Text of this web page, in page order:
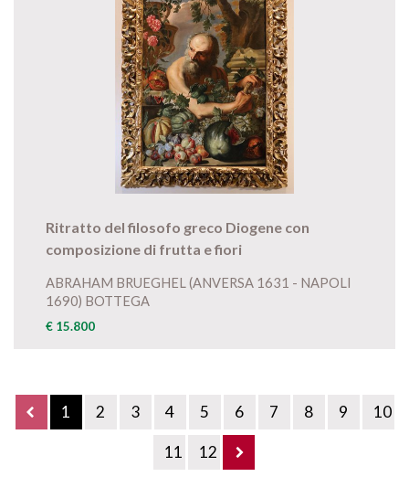
Ritratto del filosofo greco Diogene con
composizione di frutta e fiori
ABRAHAM BRUEGHEL (ANVERSA 1631 - NAPOLI
1690) BOTTEGA
€ 15.800
1 2 3 4 5 6 7 8 9 10
11 12